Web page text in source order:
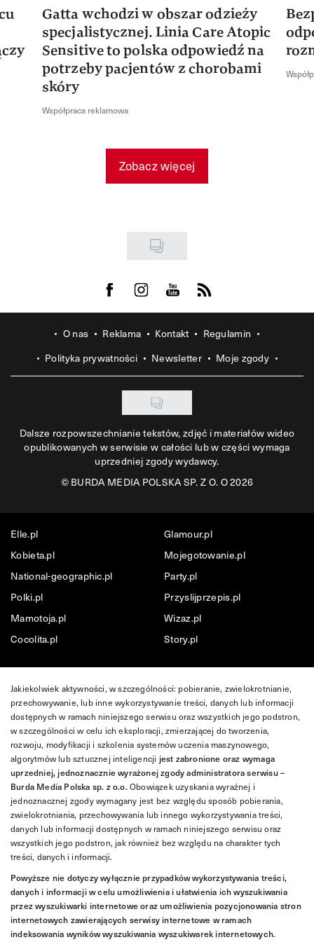
Gatta wchodzi w obszar odzieży
specjalistycznej. Linia Care Atopic
Sensitive to polska odpowiedź na
potrzeby pacjentów z chorobami
skóry
Współpraca reklamowa
Zobacz więcej
Visit us on Facebook
Visit us on Instagram
Visit us on Youtube
Visit us on Rss
O nas Reklama Kontakt
Regulamin
Polityka prywatności
Newsletter Moje zgody
Dalsze rozpowszechnianie tekstów, zdjęć i materiałów wideo
opublikowanych w serwisie w całości lub w części wymaga
uprzedniej zgody wydawcy.
©BURDA MEDIA POLSKA SP. Z O. O 2026
Elle.pl
Glamour.pl
Kobieta.pl
Mojegotowanie.pl
National-geographic.pl
Party.pl
Polki.pl
Przyslijprzepis.pl
Mamotoja.pl
Wizaz.pl
Cocolita.pl
Story.pl
Jakiekolwiek aktywności, w szczególności: pobieranie, zwielokrotnianie,
przechowywanie, lub inne wykorzystywanie treści, danych lub informacji
dostępnych w ramach niniejszego serwisu oraz wszystkich jego podstron,
w szczególności w celu ich eksploracji, zmierzającej do tworzenia,
rozwoju, modyfikacji i szkolenia systemów uczenia maszynowego,
algorytmów lub sztucznej inteligencji jest zabronione oraz wymaga
uprzedniej, jednoznacznie wyrażonej zgody administratora serwisu –
Burda Media Polska sp. z o.o.Obowiązek uzyskania wyraźnej i
jednoznacznej zgody wymagany jest bez względu sposób pobierania,
zwielokrotniania, przechowywania lub innego wykorzystywania treści,
danych lub informacji dostępnych w ramach niniejszego serwisu oraz
wszystkich jego podstron, jak również bez względu na charakter tych
treści, danych i informacji.
Powyższe nie dotyczy wyłącznie przypadków wykorzystywania treści,
danych i informacji w celu umożliwienia i ułatwienia ich wyszukiwania
przez wyszukiwarki internetowe oraz umożliwienia pozycjonowania stron
internetowych zawierających serwisy internetowe w ramach
indeksowania wyników wyszukiwania wyszukiwarek internetowych.